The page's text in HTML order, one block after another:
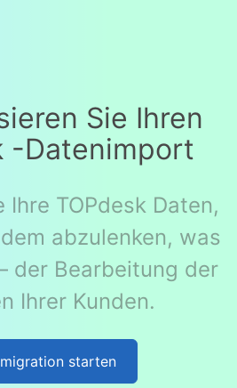
Sie Ihren
-Datenimport
Ihre TOPdesk Daten,
abzulenken, was
der Bearbeitung der
Ihrer Kunden.
starten